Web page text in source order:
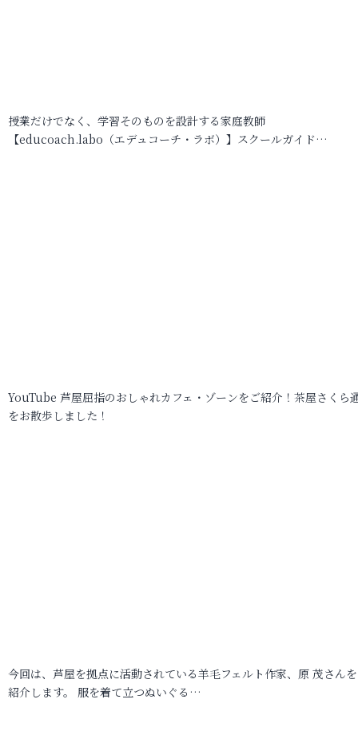
授業だけでなく、学習そのものを設計する家庭教師
【educoach.labo（エデュコーチ・ラボ）】スクールガイド…
YouTube 芦屋屈指のおしゃれカフェ・ゾーンをご紹介！茶屋さくら
をお散歩しました！
今回は、芦屋を拠点に活動されている羊毛フェルト作家、原 茂さん
紹介します。 服を着て立つぬいぐる…